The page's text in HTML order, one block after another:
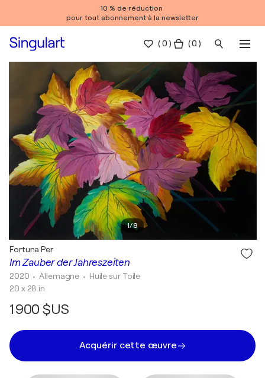
10 % de réduction
pour tout abonnement à la newsletter
(0 ) ( 0 )
1/8
Im Zauber der Jahreszeiten
Fortuna Per
2020 • Allemagne • Huile sur Toile
20 x 28 in
1 900 $US
Acquérir cette œuvre